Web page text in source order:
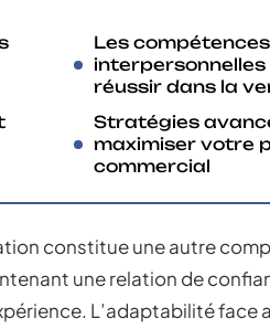
Les compétences
interpersonnelles
réussir dans la
Stratégies
maximiser votre
commercial
constitue une autre
une relation de
L’adaptabilité face